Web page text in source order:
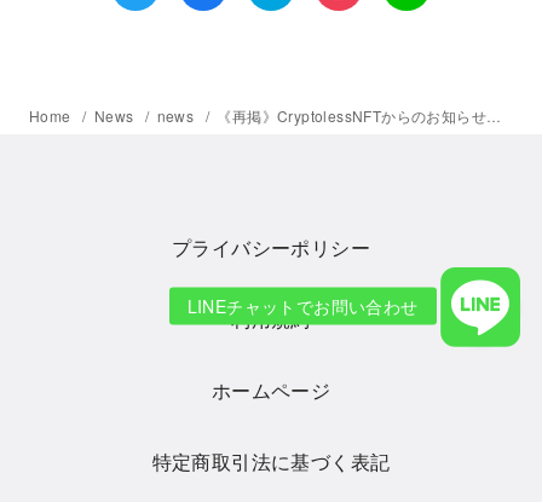
Home News news 《再掲》CryptolessNFTからのお知らせ・注意喚起：NFTコレクターを装ったユーザーによる詐欺サイトへの誘導にご注意
プライバシーポリシー
利用規約
ホームページ
特定商取引法に基づく表記